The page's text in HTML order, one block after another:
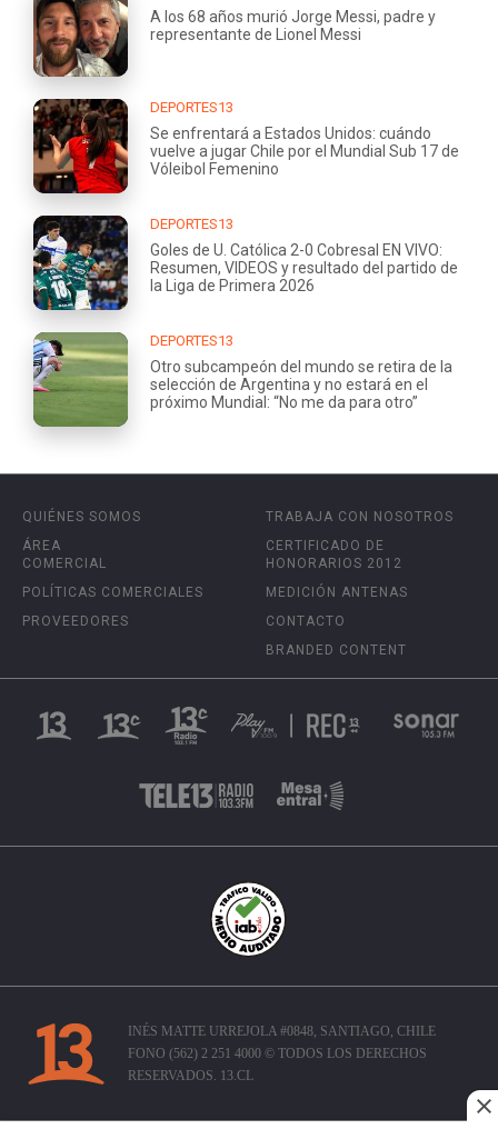
A los 68 años murió Jorge Messi, padre y
representante de Lionel Messi
DEPORTES13
Se enfrentará a Estados Unidos: cuándo
vuelve a jugar Chile por el Mundial Sub 17 de
Vóleibol Femenino
DEPORTES13
Goles de U. Católica 2-0 Cobresal EN VIVO:
Resumen, VIDEOS y resultado del partido de
la Liga de Primera 2026
DEPORTES13
Otro subcampeón del mundo se retira de la
selección de Argentina y no estará en el
próximo Mundial: “No me da para otro”
QUIÉNES SOMOS
ÁREA
COMERCIAL
POLÍTICAS COMERCIALES
PROVEEDORES
TRABAJA CON NOSOTROS
CERTIFICADO DE
HONORARIOS 2012
MEDICIÓN ANTENAS
CONTACTO
BRANDED CONTENT
INÉS MATTE URREJOLA #0848, SANTIAGO, CHILE
FONO (562) 2 251 4000 © TODOS LOS DERECHOS
RESERVADOS. 13.CL